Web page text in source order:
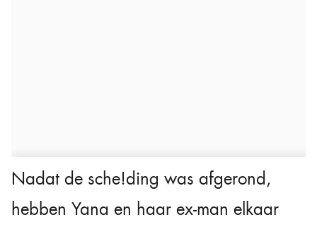
Nadat de sche!ding was afgerond,
hebben Yana en haar ex-man elkaar